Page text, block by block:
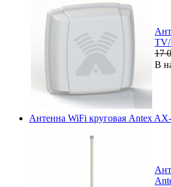
17
В
Антенна WiFi круговая Antex